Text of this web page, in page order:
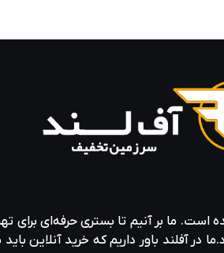
ما بر آنیم تا بستری حرفه‌ای برای
آفلند باور داریم که خرید آنلاین